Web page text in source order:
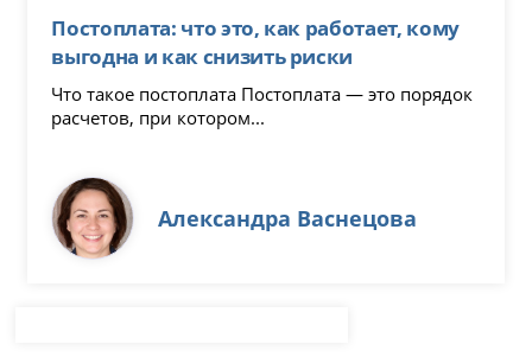
Постоплата: что это, как работает, кому
выгодна и как снизить риски
Что такое постоплата Постоплата — это порядок
расчетов, при котором...
Александра Васнецова